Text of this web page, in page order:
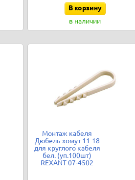
В корзину
в наличии
Монтаж кабеля
Дюбель-хомут 11-18
для круглого кабеля
бел. (уп.100шт)
REXANT 07-4502